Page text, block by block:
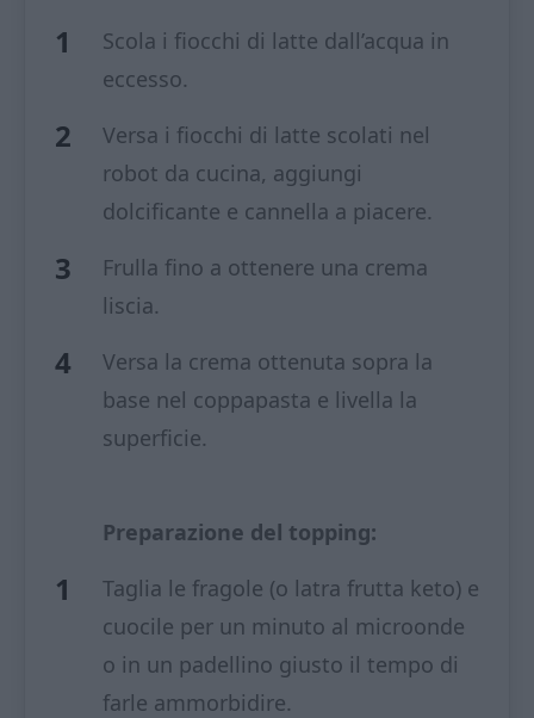
Scola i fiocchi di latte dall’acqua in
eccesso.
Versa i fiocchi di latte scolati nel
robot da cucina, aggiungi
dolcificante e cannella a piacere.
Frulla fino a ottenere una crema
liscia.
Versa la crema ottenuta sopra la
base nel coppapasta e livella la
superficie.
Preparazione del topping:
Taglia le fragole (o latra frutta keto) e
cuocile per un minuto al microonde
o in un padellino giusto il tempo di
farle ammorbidire.